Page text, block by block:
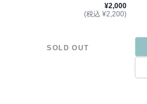
¥2,000
(税込 ¥2,200)
SOLD OUT